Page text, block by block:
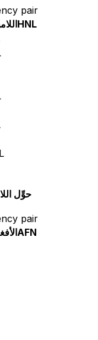
pair
HNL
حوِّل
pair
AFN